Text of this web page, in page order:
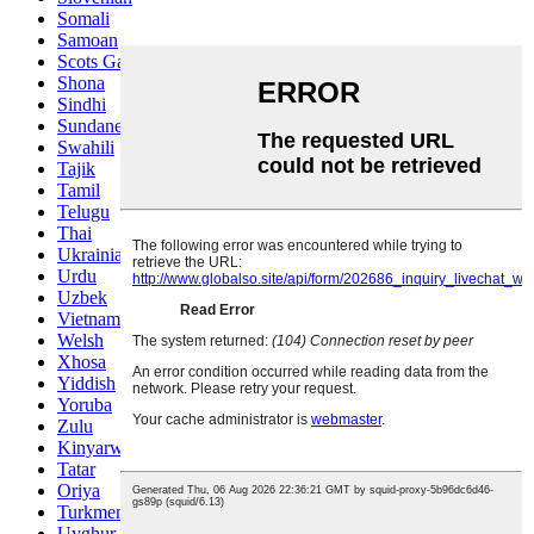
Somali
Samoan
Scots Gaelic
Shona
Sindhi
Sundanese
Swahili
Tajik
Tamil
Telugu
Thai
Ukrainian
Urdu
Uzbek
Vietnamese
Welsh
Xhosa
Yiddish
Yoruba
Zulu
Kinyarwanda
Tatar
Oriya
Turkmen